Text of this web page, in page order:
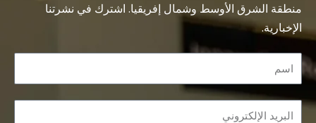
منطقة الشرق الأوسط وشمال إفريقيا. اشترك في نشرتنا
الإخبارية.
Name
Email